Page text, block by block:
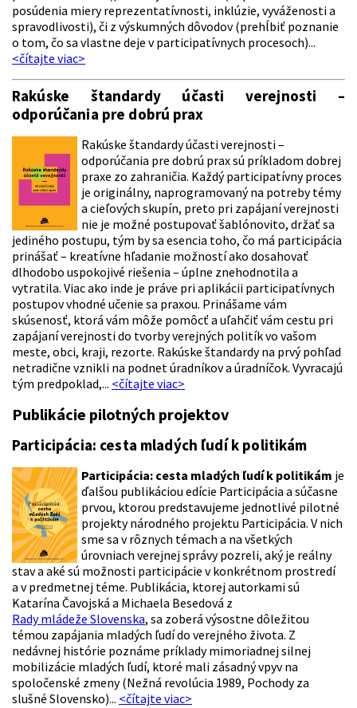
posúdenia miery reprezentatívnosti, inklúzie, vyváženosti a
spravodlivosti), či z výskumných dôvodov (prehĺbiť poznanie
o tom, čo sa vlastne deje v participatívnych procesoch)...
<čítajte viac>
Rakúske štandardy účasti verejnosti –
odporúčania pre dobrú prax
Rakúske štandardy účasti verejnosti –
odporúčania pre dobrú prax sú príkladom dobrej
praxe zo zahraničia. Každý participatívny proces
je originálny, naprogramovaný na potreby témy
a cieľových skupín, preto pri zapájaní verejnosti
nie je možné postupovať šablónovito, držať sa
jediného postupu, tým by sa esencia toho, čo má participácia
prinášať – kreatívne hľadanie možností ako dosahovať
dlhodobo uspokojivé riešenia – úplne znehodnotila a
vytratila. Viac ako inde je práve pri aplikácii participatívnych
postupov vhodné učenie sa praxou. Prinášame vám
skúsenosť, ktorá vám môže pomôcť a uľahčiť vám cestu pri
zapájaní verejnosti do tvorby verejných politík vo vašom
meste, obci, kraji, rezorte. Rakúske štandardy na prvý pohľad
netradične vznikli na podnet úradníkov a úradníčok. Vyvracajú
tým predpoklad,... <čítajte viac>
Publikácie pilotných projektov
Participácia: cesta mladých ľudí k politikám
Participácia: cesta mladých ľudí k politikám je
ďalšou publikáciou edície Participácia a súčasne
prvou, ktorou predstavujeme jednotlivé pilotné
projekty národného projektu Participácia. V nich
sme sa v rôznych témach a na všetkých
úrovniach verejnej správy pozreli, aký je reálny
stav a aké sú možnosti participácie v konkrétnom prostredí
a v predmetnej téme. Publikácia, ktorej autorkami sú
Katarína Čavojská a Michaela Besedová z
Rady mládeže Slovenska, sa zoberá výsostne dôležitou
témou zapájania mladých ľudí do verejného života. Z
nedávnej histórie poznáme príklady mimoriadnej silnej
mobilizácie mladých ľudí, ktoré mali zásadný vpyv na
spoločenské zmeny (Nežná revolúcia 1989, Pochody za
slušné Slovensko)... <čítajte viac>